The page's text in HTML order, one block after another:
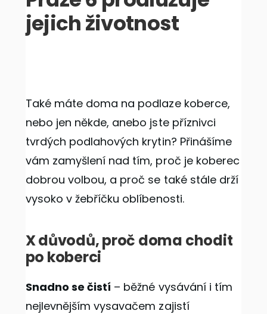
jejich životnost
Také máte doma na podlaze koberce,
nebo jen někde, anebo jste příznivci
tvrdých podlahových krytin? Přinášíme
vám zamyšlení nad tím, proč je koberec
dobrou volbou, a proč se také stále drží
vysoko v žebříčku oblíbenosti.
X důvodů, proč doma chodit
po koberci
Snadno se čistí – běžné vysávání i tím
nejlevnějším vysavačem zajistí